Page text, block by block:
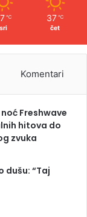
℃
sri
37 ℃
čet
Komentari
Freshwave
hitova do
zvuka
dušu: “Taj